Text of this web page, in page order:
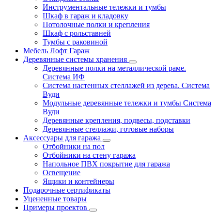
Инструментальные тележки и тумбы
Шкаф в гараж и кладовку
Потолочные полки и крепления
Шкаф с рольставней
Тумбы с раковиной
Мебель Лофт Гараж
Деревянные системы хранения
Деревянные полки на металлической раме.
Система ИФ
Система настенных стеллажей из дерева. Система
Вуди
Модульные деревянные тележки и тумбы Система
Вуди
Деревянные крепления, подвесы, подставки
Деревянные стеллажи, готовые наборы
Аксессуары для гаража
Отбойники на пол
Отбойники на стену гаража
Напольное ПВХ покрытие для гаража
Освещение
Ящики и контейнеры
Подарочные сертификаты
Уцененные товары
Примеры проектов